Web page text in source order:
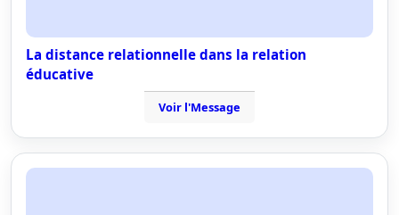
La distance relationnelle dans la relation
éducative
Voir l'Message